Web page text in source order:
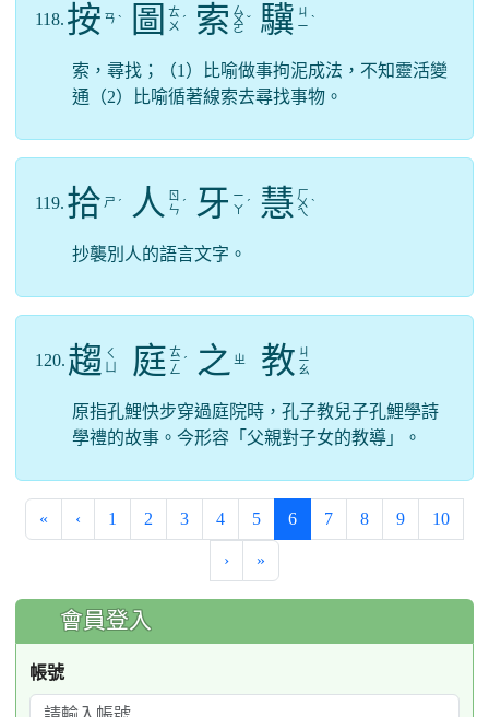
118. 按 ㄢ ˋ 圖
ㄊ
ㄨ ˊ 索 ㄙ
ㄨ
ㄛ
ˇ 驥 ㄐ
ㄧ ˋ
索，尋找；（1）比喻做事拘泥成法，不知靈活變
通（2）比喻循著線索去尋找事物。
119. 拾 ㄕ ˊ 人 ㄖ
ㄣ ˊ 牙 ㄧ
ㄚ ˊ 慧 ㄏ
ㄨ
ㄟ
ˋ
抄襲別人的語言文字。
120. 趨 ㄑ
庭 ㄊ
ㄧ
ㄥ
ˊ 之 ㄓ 教 ㄐ
ㄧ
ㄠ
原指孔鯉快步穿過庭院時，孔子教兒子孔鯉學詩
學禮的故事。今形容「父親對子女的教導」。
« ‹ 1 2 3 4 5 6(current)
7 8 9 10
› »
:::
會員登入
帳號